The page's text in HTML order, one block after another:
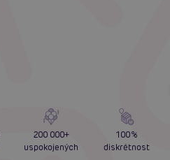
200 000+
uspokojených
100%
diskrétnost